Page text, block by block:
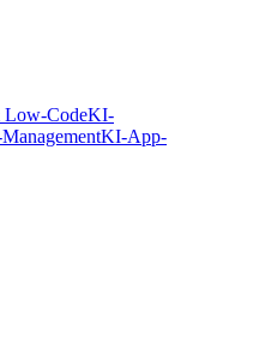
CodeKI-
KI-App-